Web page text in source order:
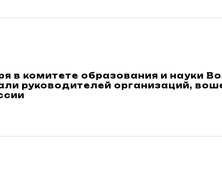
в комитете образования и науки
руководителей организаций,